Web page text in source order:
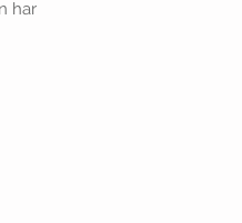
har